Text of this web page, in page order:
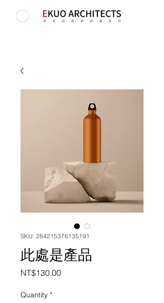
SKU: 284215376135191
此處是產品
NT$130.00Price
Quantity *